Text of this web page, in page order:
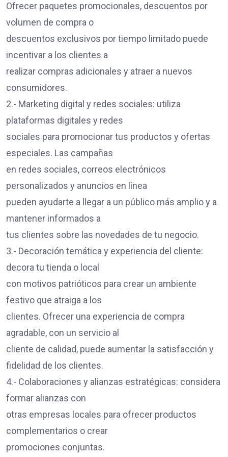
Ofrecer paquetes promocionales, descuentos por
volumen de compra o
descuentos exclusivos por tiempo limitado puede
incentivar a los clientes a
realizar compras adicionales y atraer a nuevos
consumidores.
2.- Marketing digital y redes sociales: utiliza
plataformas digitales y redes
sociales para promocionar tus productos y ofertas
especiales. Las campañas
en redes sociales, correos electrónicos
personalizados y anuncios en línea
pueden ayudarte a llegar a un público más amplio y a
mantener informados a
tus clientes sobre las novedades de tu negocio.
3.- Decoración temática y experiencia del cliente:
decora tu tienda o local
con motivos patrióticos para crear un ambiente
festivo que atraiga a los
clientes. Ofrecer una experiencia de compra
agradable, con un servicio al
cliente de calidad, puede aumentar la satisfacción y
fidelidad de los clientes.
4.- Colaboraciones y alianzas estratégicas: considera
formar alianzas con
otras empresas locales para ofrecer productos
complementarios o crear
promociones conjuntas.